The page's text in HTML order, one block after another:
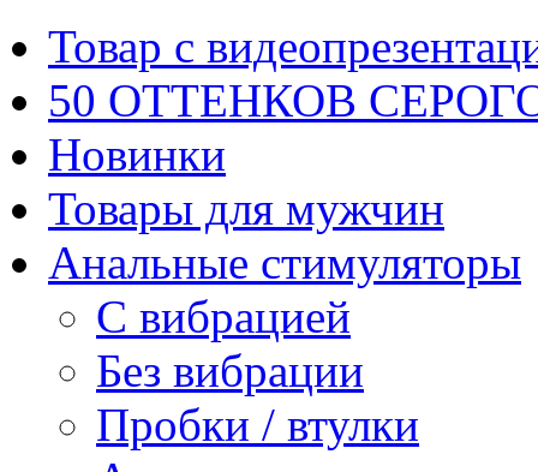
Товар с
50 ОТТЕНКОВ
Новинки
Товары для мужчин
Анальные стимуляторы
С вибрацией
Без вибрации
Пробки / втулки